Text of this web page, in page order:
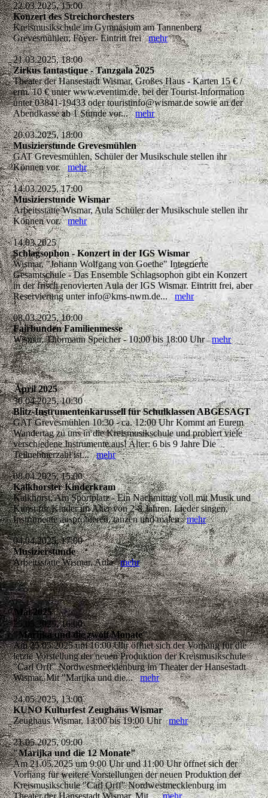
22.03.2025, 15:00
Konzert des Streichorchesters
Kreismusikschule im Gymnasium am Tannenberg
Grevesmühlen, Foyer- Eintritt freimehr
21.03.2025, 18:00
Zirkus fantastique - Tanzgala 2025
Theater der Hansestadt Wismar, Großes Haus - Karten 15 € /
erm. 10 € unter www.eventim.de, bei der Tourist-Information
unter 03841-19433 oder touristinfo@wismar.de sowie an der
Abendkasse ab 1 Stunde vor...mehr
20.03.2025, 18:00
Musizierstunde Grevesmühlen
GAT Grevesmühlen, Schüler der Musikschule stellen ihr
Können vor.mehr
14.03.2025, 17:00
Musizierstunde Wismar
Arbeitsstätte Wismar, Aula Schüler der Musikschule stellen ihr
Können vor.mehr
14.03.2025
Schlagsophon - Konzert in der IGS Wismar
Wismar, "Johann Wolfgang von Goethe" Integrierte
Gesamtschule - Das Ensemble Schlagsophon gibt ein Konzert
in der frisch renovierten Aula der IGS Wismar. Eintritt frei, aber
Reservierung unter info@kms-nwm.de...mehr
08.03.2025, 10:00
Fairbunden Familienmesse
Wismar, Thormann Speicher - 10:00 bis 18:00 Uhrmehr
April 2025
30.04.2025, 10:30
Blitz-Instrumentenkarussell für Schulklassen ABGESAGT
GAT Grevesmühlen 10:30 - ca. 12:00 Uhr Kommt an Eurem
Wandertag zu uns in die Kreismusikschule und probiert viele
verschiedene Instrumente aus! Alter: 6 bis 9 Jahre Die
Teilnehmerzahl ist...mehr
08.04.2025, 15:00
Kalkhorster Kinderkram
Kalkhorst, Am Sportplatz - Ein Nachmittag voll mit Musik und
Kunst für Kinder im Alter von 2-8 Jahren. Lieder singen,
Instrumente ausprobieren, tanzen und malenmehr
04.04.2025, 17:00
Musizierstunde
Arbeitsstätte Wismar, Aulamehr
Mai 2025
25.05.2025, 16:00
"Marijka und die zwölf Monate"
Am 25.05.2025 um 16:00 Uhr öffnet sich der Vorhang für die
letzte Vorstellung der neuen Produktion der Kreismusikschule
"Carl Orff" Nordwestmecklenburg im Theater der Hansestadt
Wismar. Mit "Marijka und die...mehr
24.05.2025, 13:00
KUNO Kulturfest Zeughaus Wismar
Zeughaus Wismar, 13:00 bis 19:00 Uhrmehr
21.05.2025, 09:00
"Marijka und die 12 Monate"
Am 21.05.2025 um 9:00 Uhr und 11:00 Uhr öffnet sich der
Vorhang für weitere Vorstellungen der neuen Produktion der
Kreismusikschule "Carl Orff" Nordwestmecklenburg im
Theater der Hansestadt Wismar. Mit...mehr